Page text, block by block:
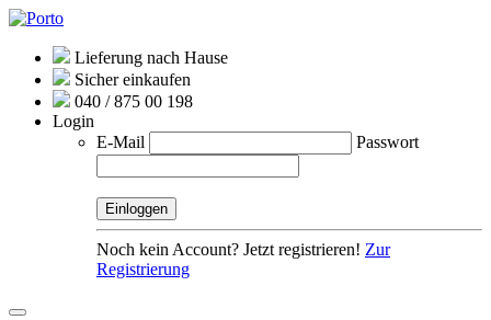
Lieferung nach Hause
Sicher einkaufen
040 / 875 00 198
Login
E-Mail
Passwort
Noch kein Account? Jetzt registrieren! Zur
Registrierung